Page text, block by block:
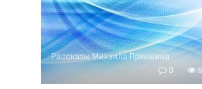
Рассказы Михаила Пришвина
0